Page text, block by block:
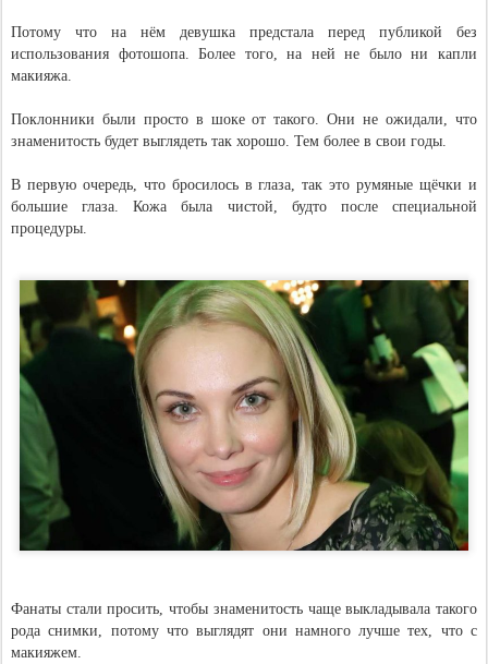
Потому что на нём девушка предстала перед публикой без
использования фотошопа. Более того, на ней не было ни капли
макияжа.
Поклонники были просто в шоке от такого. Они не ожидали, что
знаменитость будет выглядеть так хорошо. Тем более в свои годы.
В первую очередь, что бросилось в глаза, так это румяные щёчки и
большие глаза. Кожа была чистой, будто после специальной
процедуры.
Фанаты стали просить, чтобы знаменитость чаще выкладывала такого
рода снимки, потому что выглядят они намного лучше тех, что с
макияжем.